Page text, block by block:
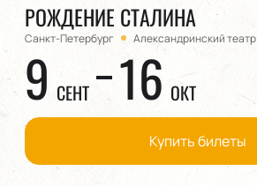
РОЖДЕНИЕ СТАЛИНА
Санкт-Петербург Александринский театр
9 СЕНТ 16 ОКТ
Купить билеты